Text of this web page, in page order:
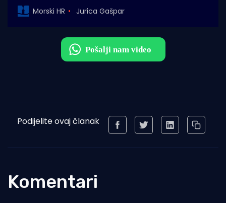
Morski HR Jurica Gašpar
Podijelite ovaj članak
Komentari